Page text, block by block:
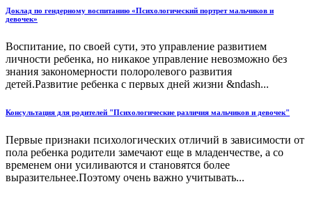
Доклад по гендерному воспитанию «Психологический портрет мальчиков и
девочек»
Воспитание, по своей сути, это управление развитием
личности ребенка, но никакое управление невозможно без
знания закономерности полоролевого развития
детей.Развитие ребенка с первых дней жизни &ndash...
Консультация для родителей "Психологические различия мальчиков и девочек"
Первые признаки психологических отличий в зависимости от
пола ребенка родители замечают еще в младенчестве, а со
временем они усиливаются и становятся более
выразительнее.Поэтому очень важно учитывать...